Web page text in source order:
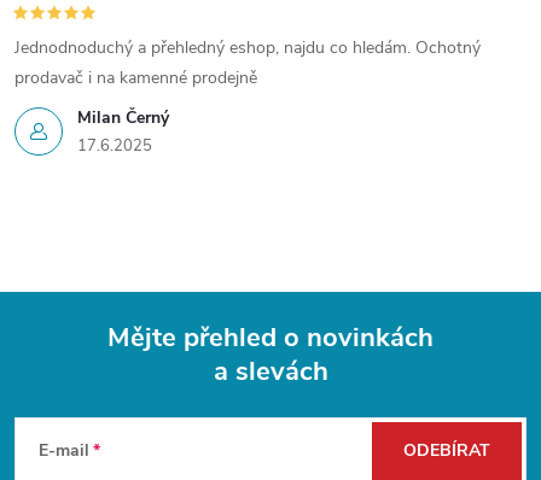
Milan Černý
17.6.2025
Jednodnoduchý a přehledný eshop, najdu co hledám. Ochotný
prodavač i na kamenné prodejně
Mějte přehled o novinkách
a slevách
E-mail ODEBÍRAT